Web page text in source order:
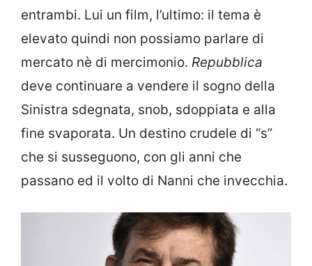
entrambi. Lui un film, l’ultimo: il tema è
elevato quindi non possiamo parlare di
mercato nè di mercimonio. Repubblica
deve continuare a vendere il sogno della
Sinistra sdegnata, snob, sdoppiata e alla
fine svaporata. Un destino crudele di “s”
che si susseguono, con gli anni che
passano ed il volto di Nanni che invecchia.